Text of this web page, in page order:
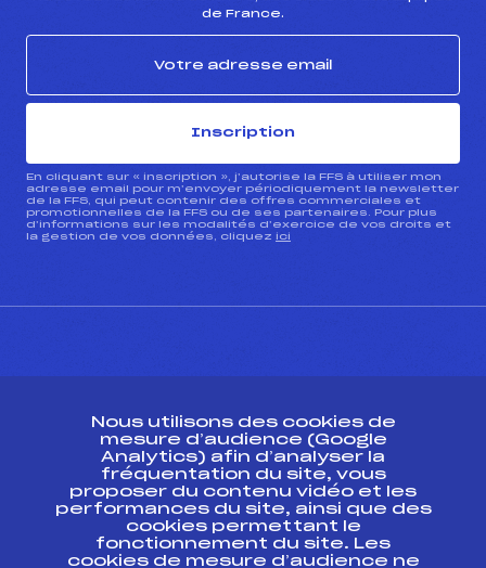
de France.
Inscription
En cliquant sur « inscription », j’autorise la FFS à utiliser mon
adresse email pour m’envoyer périodiquement la newsletter
de la FFS, qui peut contenir des offres commerciales et
promotionnelles de la FFS ou de ses partenaires. Pour plus
d’informations sur les modalités d’exercice de vos droits et
la gestion de vos données, cliquez ici
Ressources
Pass’Neige
Projet sportif fédéral
Projet de performance fédéral
Nous utilisons des cookies de
mesure d’audience (Google
Analytics) afin d’analyser la
fréquentation du site, vous
proposer du contenu vidéo et les
performances du site, ainsi que des
cookies permettant le
fonctionnement du site. Les
cookies de mesure d’audience ne